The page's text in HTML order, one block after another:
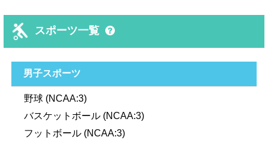
スポーツ一覧
男子スポーツ
野球 (NCAA:3)
バスケットボール (NCAA:3)
フットボール (NCAA:3)